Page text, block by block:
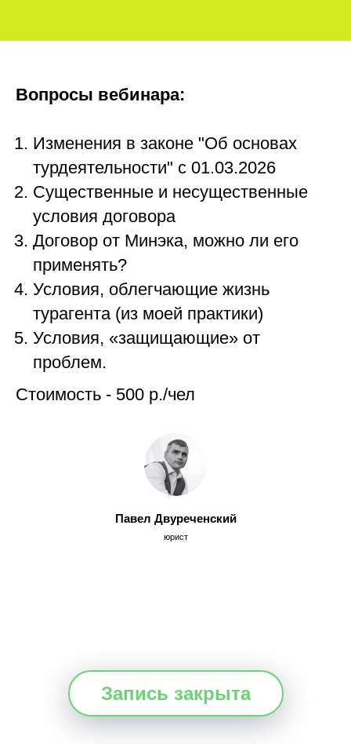
Вопросы вебинара:
Изменения в законе "Об основах
турдеятельности" с 01.03.2026
Существенные и несущественные
условия договора
Договор от Минэка, можно ли его
применять?
Условия, облегчающие жизнь
турагента (из моей практики)
Условия, «защищающие» от
проблем.
Стоимость - 500 р./чел
Павел Двуреченский
юрист
Запись закрыта